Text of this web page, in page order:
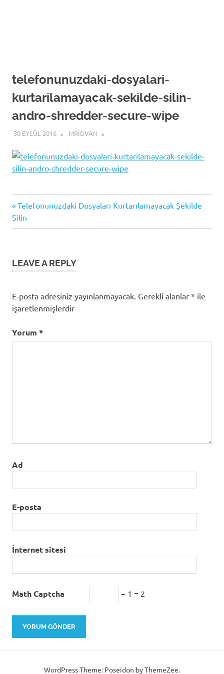
telefonunuzdaki-dosyalari-
kurtarilamayacak-sekilde-silin-
andro-shredder-secure-wipe
30 EYLÜL 2016 MRIDVAN
Yazı
gezinmesi
Previous
Post:
Telefonunuzdaki Dosyaları Kurtarılamayacak Şekilde
Silin
LEAVE A REPLY
E-posta adresiniz yayınlanmayacak. Gerekli alanlar * ile
işaretlenmişlerdir
Yorum *
Ad
E-posta
İnternet sitesi
Math Captcha − 1 = 2
WordPress Theme: Poseidon by ThemeZee.